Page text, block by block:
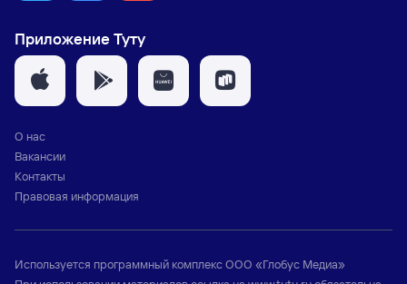
Приложение Туту
О нас
Вакансии
Контакты
Правовая информация
Используется программный комплексООО «Глобус Медиа»